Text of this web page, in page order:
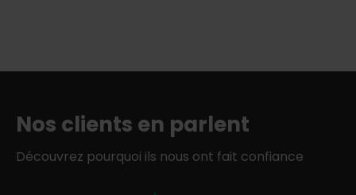
Nos clients en parlent
Découvrez pourquoi ils nous ont fait confiance